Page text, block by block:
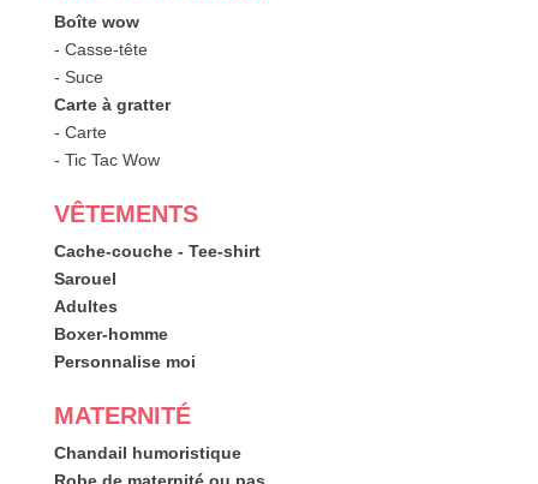
Boîte wow
- Casse-tête
- Suce
Carte à gratter
- Carte
- Tic Tac Wow
VÊTEMENTS
Cache-couche - Tee-shirt
Sarouel
Adultes
Boxer-homme
Personnalise moi
MATERNITÉ
Chandail humoristique